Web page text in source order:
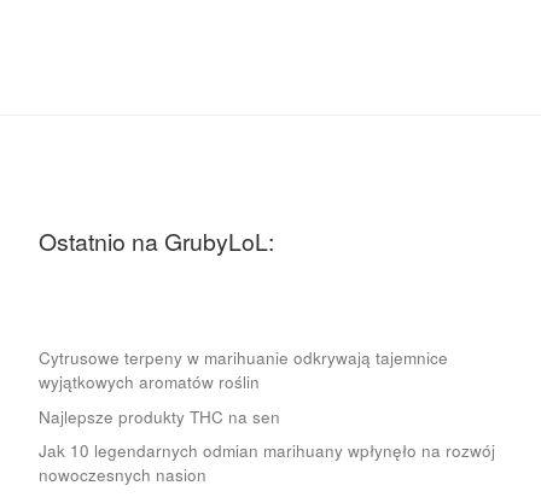
Ostatnio na GrubyLoL:
Cytrusowe terpeny w marihuanie odkrywają tajemnice
wyjątkowych aromatów roślin
Najlepsze produkty THC na sen
Jak 10 legendarnych odmian marihuany wpłynęło na rozwój
nowoczesnych nasion